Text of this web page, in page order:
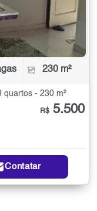
230 m²
quartos - 230 m²
R$ 5.500
Contatar